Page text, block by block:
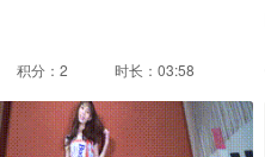
积分：2 时长：03:58